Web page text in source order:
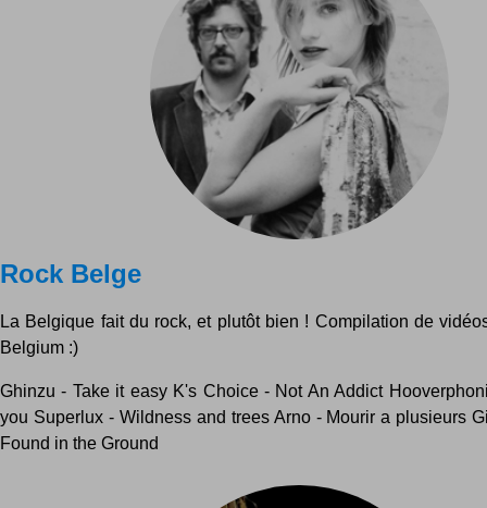
Rock Belge
La Belgique fait du rock, et plutôt bien ! Compilation de
Belgium :)
Ghinzu - Take it easy K's Choice - Not An Addict
you Superlux - Wildness and trees Arno - Mourir a plusieurs
Found in the Ground